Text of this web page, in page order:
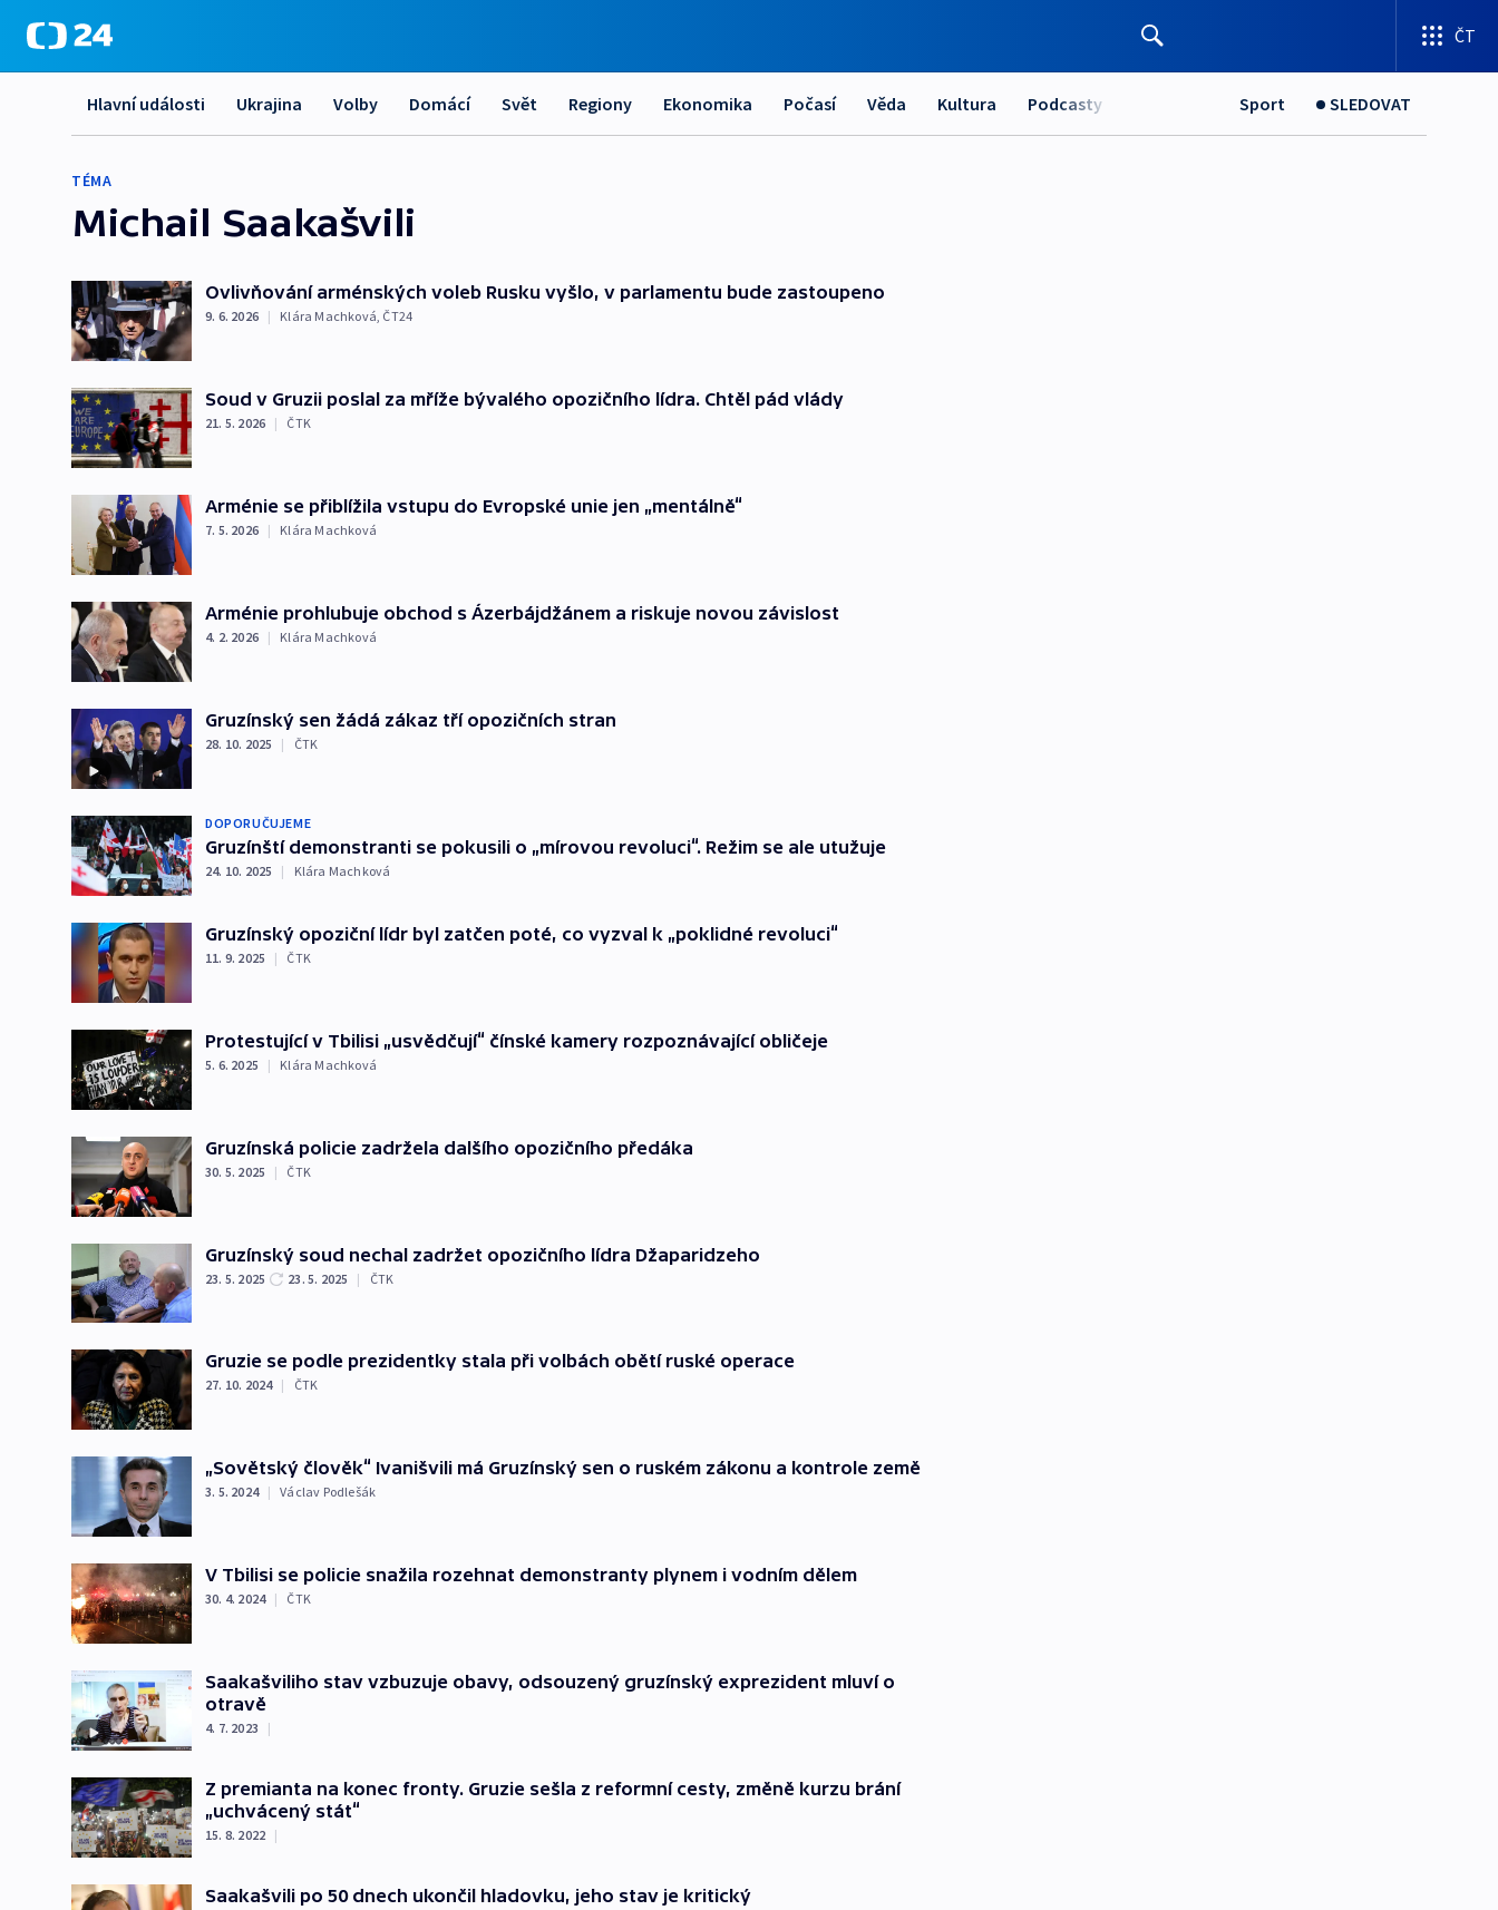
ČT
Hlavní události Ukrajina Volby Domácí Svět Regiony Ekonomika Počasí Věda Kultura Podcasty Sport SLEDOVAT
TÉMA
Michail Saakašvili
Ovlivňování arménských voleb Rusku vyšlo, v parlamentu bude zastoupeno
9. 6. 2026 | Klára Machková, ČT24
Soud v Gruzii poslal za mříže bývalého opozičního lídra. Chtěl pád vlády
21. 5. 2026 | ČTK
Arménie se přiblížila vstupu do Evropské unie jen „mentálně“
7. 5. 2026 | Klára Machková
Arménie prohlubuje obchod s Ázerbájdžánem a riskuje novou závislost
4. 2. 2026 | Klára Machková
Gruzínský sen žádá zákaz tří opozičních stran
28. 10. 2025 | ČTK
DOPORUČUJEME
Gruzínští demonstranti se pokusili o „mírovou revoluci“. Režim se ale utužuje
24. 10. 2025 | Klára Machková
Gruzínský opoziční lídr byl zatčen poté, co vyzval k „poklidné revoluci“
11. 9. 2025 | ČTK
Protestující v Tbilisi „usvědčují“ čínské kamery rozpoznávající obličeje
5. 6. 2025 | Klára Machková
Gruzínská policie zadržela dalšího opozičního předáka
30. 5. 2025 | ČTK
Gruzínský soud nechal zadržet opozičního lídra Džaparidzeho
23. 5. 2025 23. 5. 2025 | ČTK
Gruzie se podle prezidentky stala při volbách obětí ruské operace
27. 10. 2024 | ČTK
„Sovětský člověk“ Ivanišvili má Gruzínský sen o ruském zákonu a kontrole země
3. 5. 2024 | Václav Podlešák
V Tbilisi se policie snažila rozehnat demonstranty plynem i vodním dělem
30. 4. 2024 | ČTK
Saakašviliho stav vzbuzuje obavy, odsouzený gruzínský exprezident mluví o
otravě
4. 7. 2023 |
Z premianta na konec fronty. Gruzie sešla z reformní cesty, změně kurzu brání
„uchvácený stát“
15. 8. 2022 |
Saakašvili po 50 dnech ukončil hladovku, jeho stav je kritický